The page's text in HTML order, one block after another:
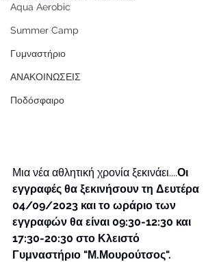
Aqua Aerobic
Summer Camp
Γυμναστήριο
ΑΝΑΚΟΙΝΩΣΕΙΣ
Ποδόσφαιρο
Μια νέα αθλητική χρονία ξεκινάει....Οι
εγγραφές θα ξεκινήσουν τη Δευτέρα
04/09/2023 και το ωράριο των
εγγραφών θα είναι 09:30-12:30 και
17:30-20:30 στο Κλειστό
Γυμναστήριο "Μ.Μουρούτσος".